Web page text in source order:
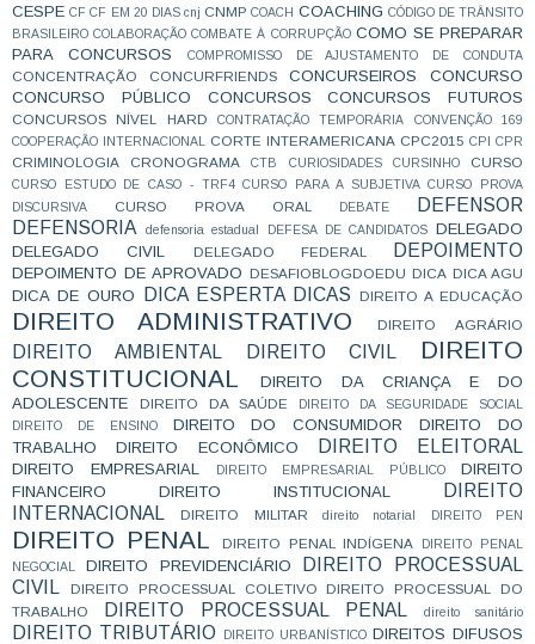
CESPE CF CF EM 20 DIAS cnj CNMP COACH COACHING CÓDIGO DE TRÂNSITO
BRASILEIRO COLABORAÇÃO COMBATE À CORRUPÇÃO COMO SE PREPARAR
PARA CONCURSOS
COMPROMISSO DE AJUSTAMENTO DE CONDUTA
CONCENTRAÇÃO CONCURFRIENDS CONCURSEIROS
CONCURSO
CONCURSO PÚBLICO
CONCURSOS CONCURSOS FUTUROS
CONCURSOS NÍVEL HARD CONTRATAÇÃO TEMPORÁRIA
CONVENÇÃO 169
COOPERAÇÃO INTERNACIONAL
CORTE INTERAMERICANA CPC2015 CPI CPR
CRIMINOLOGIA CRONOGRAMA CTB CURIOSIDADES CURSINHO CURSO
CURSO ESTUDO DE CASO - TRF4 CURSO PARA A SUBJETIVA
CURSO PROVA
DISCURSIVA
CURSO PROVA ORAL DEBATE
DEFENSOR
DEFENSORIA
defensoria estadual DEFESA DE CANDIDATOS
DELEGADO
DELEGADO CIVIL
DELEGADO FEDERAL DEPOIMENTO
DEPOIMENTO DE APROVADO DESAFIOBLOGDOEDU DICA DICA AGU
DICA DE OURO DICA ESPERTA DICAS DIREITO A EDUCAÇÃO
DIREITO ADMINISTRATIVO DIREITO AGRÁRIO
DIREITO AMBIENTAL DIREITO CIVIL
DIREITO
CONSTITUCIONAL
DIREITO DA CRIANÇA E DO
ADOLESCENTE
DIREITO DA SAÚDE
DIREITO DA SEGURIDADE SOCIAL
DIREITO DE ENSINO
DIREITO DO CONSUMIDOR
DIREITO DO
TRABALHO
DIREITO ECONÔMICO DIREITO ELEITORAL
DIREITO EMPRESARIAL DIREITO EMPRESARIAL PÚBLICO
DIREITO
FINANCEIRO
DIREITO INSTITUCIONAL
DIREITO
INTERNACIONAL
DIREITO MILITAR direito notarial DIREITO PEN
DIREITO PENAL DIREITO PENAL INDÍGENA
DIREITO PENAL
NEGOCIAL
DIREITO PREVIDENCIÁRIO
DIREITO PROCESSUAL
CIVIL
DIREITO PROCESSUAL COLETIVO
DIREITO PROCESSUAL DO
TRABALHO
DIREITO PROCESSUAL PENAL direito sanitário
DIREITO TRIBUTÁRIO DIREITO URBANÍSTICO DIREITOS DIFUSOS